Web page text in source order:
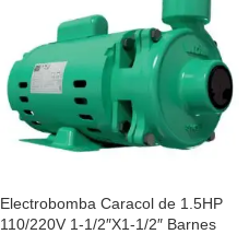
Electrobomba Caracol de 1.5HP
110/220V 1-1/2″X1-1/2″ Barnes